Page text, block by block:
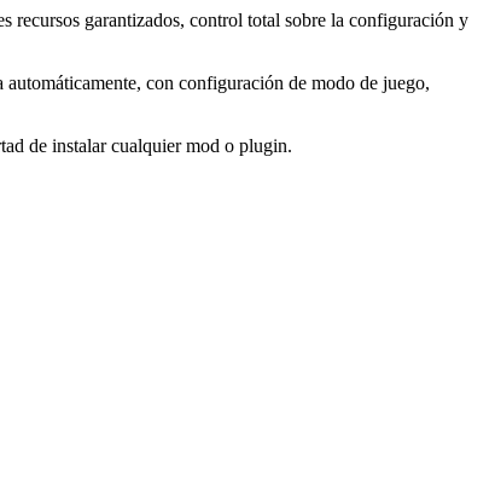
garantizados, control total sobre la configuración y
con configuración de modo de juego,
de instalar cualquier mod o plugin.